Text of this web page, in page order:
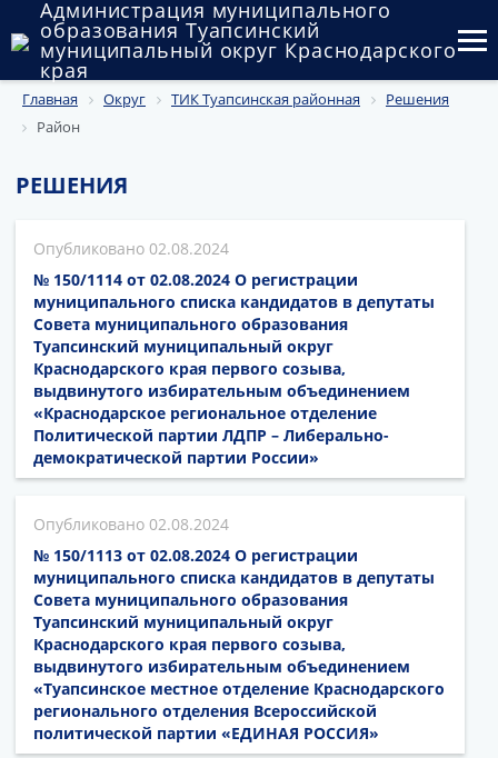
Администрация муниципального
образования Туапсинский
муниципальный округ Краснодарского
края
Округ
Государственный и муниципальный контроль
Муниципальное имущество
Публичные слушания и общественные обсуждения
Документы
Главная Округ ТИК Туапсинская районная
Решения
Район
РЕШЕНИЯ
02.08.2024
№ 150/1114 от 02.08.2024 О регистрации
муниципального списка кандидатов в депутаты
Совета муниципального образования
Туапсинский муниципальный округ
Краснодарского края первого созыва,
выдвинутого избирательным объединением
«Краснодарское региональное отделение
Политической партии ЛДПР – Либерально-
демократической партии России»
02.08.2024
№ 150/1113 от 02.08.2024 О регистрации
муниципального списка кандидатов в депутаты
Совета муниципального образования
Туапсинский муниципальный округ
Краснодарского края первого созыва,
выдвинутого избирательным объединением
«Туапсинское местное отделение Краснодарского
регионального отделения Всероссийской
политической партии «ЕДИНАЯ РОССИЯ»